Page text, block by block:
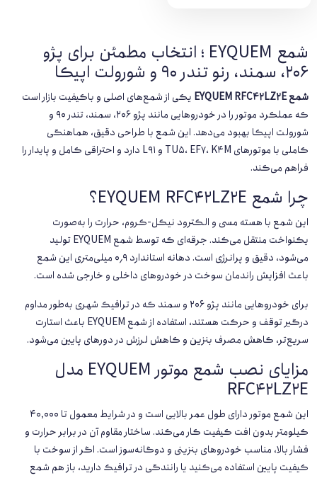
شمع EYQUEM ؛ انتخاب مطمئن برای پژو
۲۰۶، سمند، رنو تندر ۹۰ و شورولت اپیکا
شمع EYQUEM RFC42LZ2E
یکی از شمع‌های اصلی و باکیفیت بازار است
که عملکرد موتور را در خودروهایی مانند پژو ۲۰۶، سمند، تندر ۹۰ و
شورولت اپیکا بهبود می‌دهد. این شمع با طراحی دقیق، هماهنگی
کاملی با موتورهای TU5، EF7، K4M و L91 دارد و احتراقی کامل و پایدار را
فراهم می‌کند.
چرا شمع EYQUEM RFC42LZ2E؟
این شمع با هسته مسی و الکترود نیکل-کروم، حرارت را به‌صورت
یکنواخت منتقل می‌کند. جرقه‌ای که توسط شمع EYQUEM تولید
می‌شود، دقیق و پرانرژی است. دهانه استاندارد ۰٫۹ میلی‌متری این شمع
باعث افزایش راندمان سوخت در خودروهای داخلی و خارجی شده است.
برای خودروهایی مانند پژو ۲۰۶ و سمند که در ترافیک شهری به‌طور مداوم
درگیر توقف و حرکت هستند، استفاده از شمع EYQUEM باعث استارت
سریع‌تر، کاهش مصرف بنزین و کاهش لرزش در دورهای پایین می‌شود.
مزایای نصب شمع موتور EYQUEM مدل
RFC42LZ2E
این شمع موتور دارای طول عمر بالایی است و در شرایط معمول تا ۴۰٬۰۰۰
کیلومتر بدون افت کیفیت کار می‌کند. ساختار مقاوم آن در برابر حرارت و
فشار بالا، مناسب خودروهای بنزینی و دوگانه‌سوز است. اگر از سوخت با
کیفیت پایین استفاده می‌کنید یا رانندگی در ترافیک دارید، باز هم شمع